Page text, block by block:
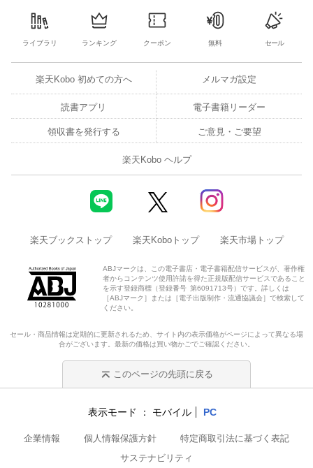
ライブラリ ランキング クーポン 無料 セール
楽天Kobo 初めての方へ メルマガ設定
読書アプリ 電子書籍リーダー
領収書を発行する ご意見・ご要望
楽天Kobo ヘルプ
楽天ブックストップ 楽天Koboトップ 楽天市場トップ
ABJマークは、この電子書店・電子書籍配信サービスが、著作権
者からコンテンツ使用許諾を得た正規版配信サービスであること
を示す登録商標（登録番号 第6091713号）です。詳しくは
［ABJマーク］または［電子出版制作・流通協議会］で検索して
ください。
セール・商品情報は定期的に更新されるため、サイト内の表示価格がページによって異なる場
合がございます。最新の価格は買い物かごでご確認ください。
このページの先頭に戻る
表示モード モバイル PC
企業情報 個人情報保護方針
特定商取引法に基づく表記
サステナビリティ